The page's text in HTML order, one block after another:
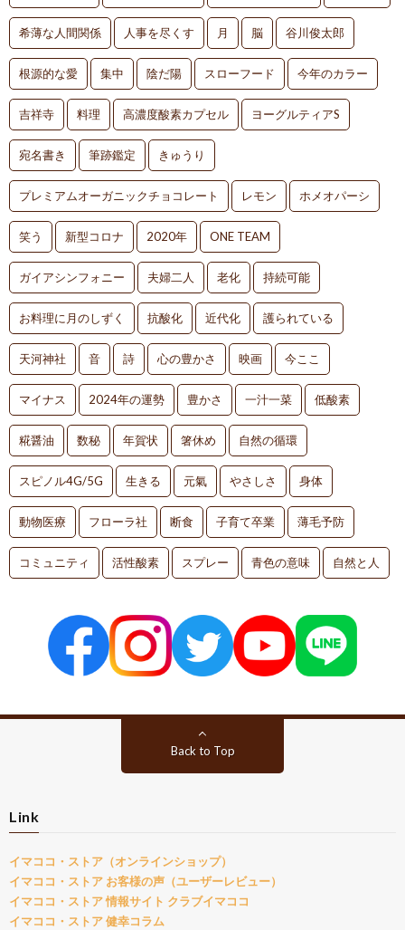
希薄な人間関係 人事を尽くす 月 脳 谷川俊太郎
根源的な愛 集中 陰だ陽 スローフード 今年のカラー
吉祥寺 料理 高濃度酸素カプセル ヨーグルティアS
宛名書き 筆跡鑑定 きゅうり
プレミアムオーガニックチョコレート レモン ホメオパーシ
笑う 新型コロナ 2020年 ONE TEAM
ガイアシンフォニー 夫婦二人 老化 持続可能
お料理に月のしずく 抗酸化 近代化 護られている
天河神社 音 詩 心の豊かさ 映画 今ここ
マイナス 2024年の運勢 豊かさ 一汁一菜 低酸素
糀醤油 数秘 年賀状 箸休め 自然の循環
スピノル4G/5G 生きる 元氣 やさしさ 身体
動物医療 フローラ社 断食 子育て卒業 薄毛予防
コミュニティ 活性酸素 スプレー 青色の意味 自然と人
Back to Top
Link
イマココ・ストア（オンラインショップ）
イマココ・ストア お客様の声（ユーザーレビュー）
イマココ・ストア 情報サイト クラブイマココ
イマココ・ストア 健幸コラム